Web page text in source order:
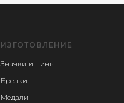
ИЗГОТОВЛЕНИЕ
Значки и пины
Брелки
Медали